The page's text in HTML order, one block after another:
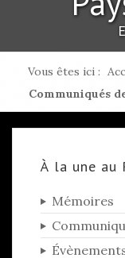
Vous êtes ici :
Communiqués
À la une au
Mémoires